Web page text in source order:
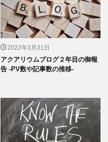
2022年3月31日
アクアリウムブログ２年目の御報
告 -PV数や記事数の推移-